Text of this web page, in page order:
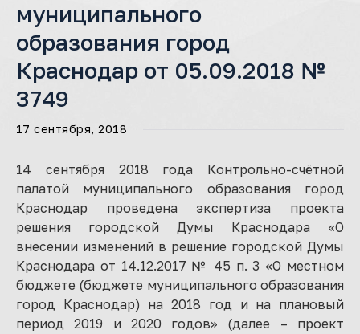
муниципального
образования город
Краснодар от 05.09.2018 №
3749
17 сентября, 2018
14 сентября 2018 года Контрольно-счётной
палатой муниципального образования город
Краснодар проведена экспертиза проекта
решения городской Думы Краснодара «О
внесении изменений в решение городской Думы
Краснодара от 14.12.2017 № 45 п. 3 «О местном
бюджете (бюджете муниципального образования
город Краснодар) на 2018 год и на плановый
период 2019 и 2020 годов» (далее – проект